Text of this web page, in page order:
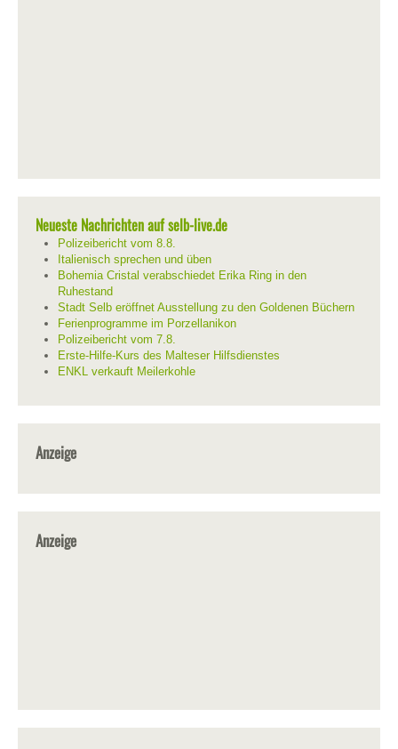
Neueste Nachrichten auf selb-live.de
Polizeibericht vom 8.8.
Italienisch sprechen und üben
Bohemia Cristal verabschiedet Erika Ring in den
Ruhestand
Stadt Selb eröffnet Ausstellung zu den Goldenen Büchern
Ferienprogramme im Porzellanikon
Polizeibericht vom 7.8.
Erste-Hilfe-Kurs des Malteser Hilfsdienstes
ENKL verkauft Meilerkohle
Anzeige
Anzeige